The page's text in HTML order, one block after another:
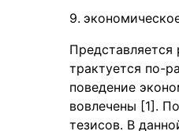
трактуется по-
поведение
вовлечены [1].
тезисов. В